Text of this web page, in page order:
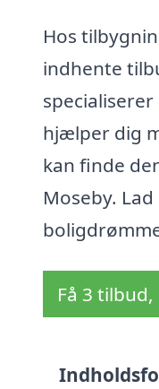
Hos
indhente
hjælper dig
kan finde
Moseby.
Få 3